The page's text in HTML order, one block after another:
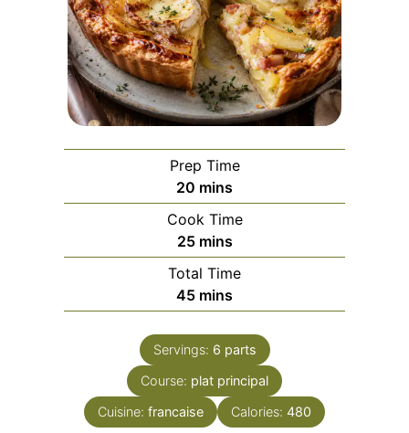
Prep Time
20 minutes
mins
Cook Time
25minutes
mins
Total Time
45minutes
mins
Servings: 6 parts
Course: plat principal
Cuisine: francaise Calories: 480